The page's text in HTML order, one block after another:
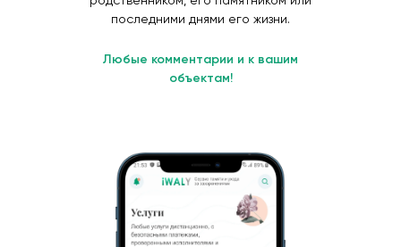
последними днями его жизни.
Любые комментарии и к вашим
объектам!